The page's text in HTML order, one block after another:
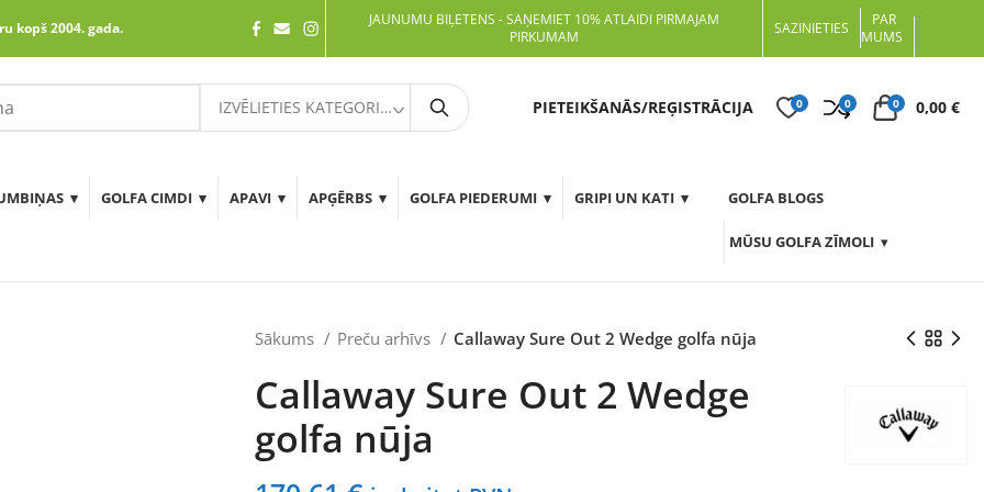
kopš 2004. gada.
JAUNUMU BIĻETENS - SAŅEMIET 10% ATLAIDI PIRMAJAM
PIRKUMAM
SAZINIETIES
PAR
MUMS
IZVĒLIETIES KATEGORIJU Meklēt PIETEIKŠANĀS/REĢISTRĀCIJA 0 0 0 0,00 €
GOLFA CIMDI APAVI APĢĒRBS GOLFA PIEDERUMI GRIPI UN KATI GOLFA BLOGS
MŪSU GOLFA ZĪMOLI
Sākums Preču arhīvs Callaway Sure Out 2 Wedge golfa nūja
Callaway Sure Out 2 Wedge
golfa nūja